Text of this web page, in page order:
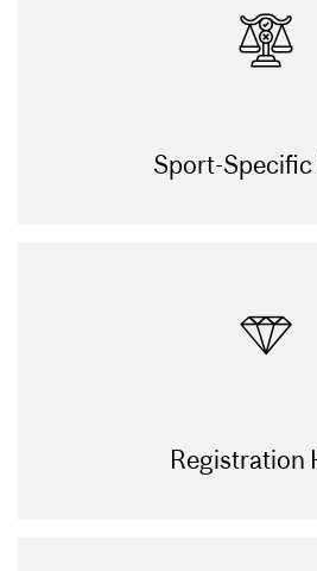
Sport-Specific
Registration